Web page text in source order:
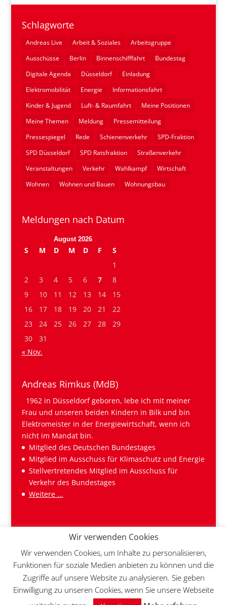
Schlagworte
Andreas Live Arbeit & Soziales
Arbeitsgruppe
Ausschüsse
Berlin Binnenschifffahrt
Bundestag
Digitale Agenda
Düsseldorf
Einladung
Elektromobilität
Energie
Informationsfahrt
Kinder & Jugend
Luft- & Raumfahrt
Meine Positionen
Meine Themen
Meldung
Pressemitteilung
Pressespiegel
Rede Schienenverkehr
SPD-Fraktion
SPD Düsseldorf
SPD Ratsfraktion
Straßenverkehr
Veranstaltungen
Verkehr Wahlkampf
Wirtschaft
Wohnen
Wohnen und Bauen Wohnungsbau
Meldungen nach Datum
August 2026
S M D M D F
S
1
2
3 4 5 6 7
8
9
10 11 12 13 14
15
16
17 18 19 20 21
22
23
24 25 26 27 28
29
30
31
« Nov.
Andreas Rimkus (MdB)
1962 in Düsseldorf geboren, lebe ich mit meiner
Frau und unseren beiden Kindern in Bilk und bin
Elektromeister in der Energiewirtschaft, wenn ich
nicht im Mandat bin.
Mitglied des Deutschen Bundestages
Mitglied im Ausschuss für Klimaschutz und Energie
Stellvertretendes Mitglied im Ausschuss für
Verkehr des Bundestages
Weitere ...
© 2026 Andreas Rimkus MdB | Realisiert von
Wir verwenden Cookies
Wir verwenden Cookies, um Inhalte zu personalisieren,
Funktionen für soziale Medien anbieten zu können und die
Zugriffe auf unsere Website zu analysieren. Sie geben
Einwilligung zu unseren Cookies, wenn Sie unsere Webseite